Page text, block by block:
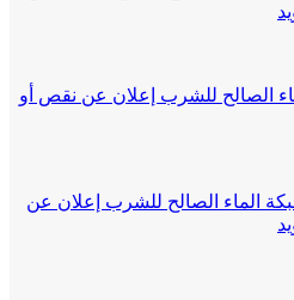
الصالح للشرب إعلان عن نقص أو
الماء الصالح للشرب إعلان عن